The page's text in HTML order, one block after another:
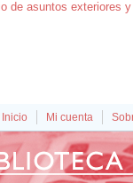
Inicio Mi cuenta